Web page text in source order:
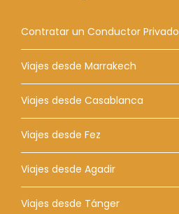
Contratar un Conductor Privado
Viajes desde Marrakech
Viajes desde Casablanca
Viajes desde Fez
Viajes desde Agadir
Viajes desde Tánger